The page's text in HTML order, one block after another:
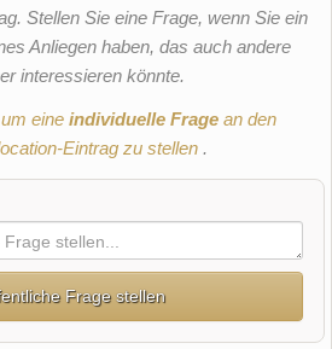
Stellen Sie eine Frage, wenn Sie ein
Anliegen haben, das auch andere
interessieren könnte.
um eineindividuelle Frage an den
Eintrag zu stellen .
Frage stellen